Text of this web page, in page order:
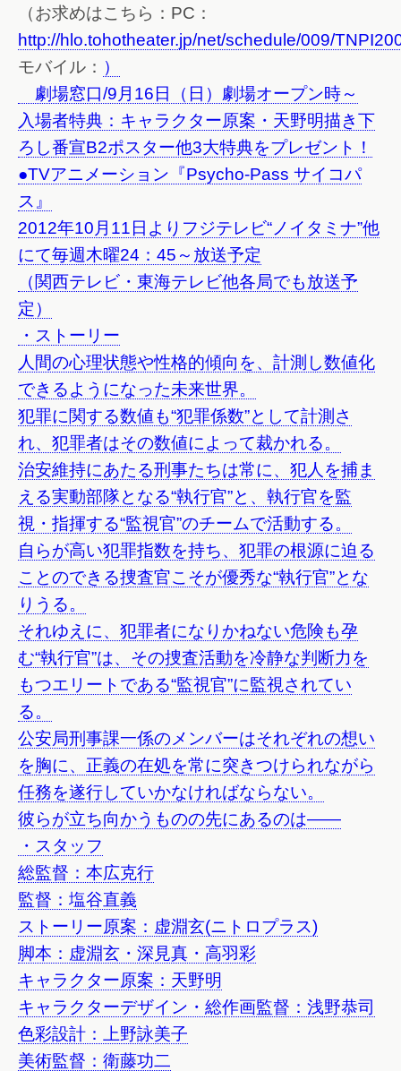
（お求めはこちら：PC：
http://hlo.tohotheater.jp/net/schedule/009/
モバイル： ）
劇場窓口/9月16日（日）劇場オープン時～
入場者特典：キャラクター原案・天野明描き下
ろし番宣B2ポスター他3大特典をプレゼント！
●TVアニメーション『Psycho-Pass サイコパ
ス』
2012年10月11日よりフジテレビ“ノイタミナ”他
にて毎週木曜24：45～放送予定
（関西テレビ・東海テレビ他各局でも放送予
定）
・ストーリー
人間の心理状態や性格的傾向を、計測し数値化
できるようになった未来世界。
犯罪に関する数値も“犯罪係数”として計測さ
れ、犯罪者はその数値によって裁かれる。
治安維持にあたる刑事たちは常に、犯人を捕ま
える実動部隊となる“執行官”と、執行官を監
視・指揮する“監視官”のチームで活動する。
自らが高い犯罪指数を持ち、犯罪の根源に迫る
ことのできる捜査官こそが優秀な“執行官”とな
りうる。
それゆえに、犯罪者になりかねない危険も孕
む“執行官”は、その捜査活動を冷静な判断力を
もつエリートである“監視官”に監視されてい
る。
公安局刑事課一係のメンバーはそれぞれの想い
を胸に、正義の在処を常に突きつけられながら
任務を遂行していかなければならない。
彼らが立ち向かうものの先にあるのは――
・スタッフ
総監督：本広克行
監督：塩谷直義
ストーリー原案：虚淵玄(ニトロプラス)
脚本：虚淵玄・深見真・高羽彩
キャラクター原案：天野明
キャラクターデザイン・総作画監督：浅野恭司
色彩設計：上野詠美子
美術監督：衛藤功二